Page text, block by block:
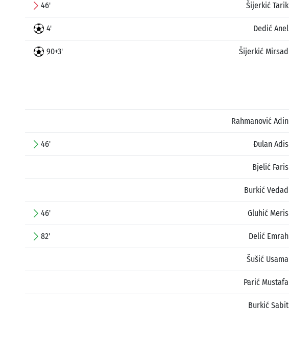
46' Šijerkić Tarik
4' Dedić Anel
90+3' Šijerkić Mirsad
Rahmanović Adin
46' Đulan Adis
Bjelić Faris
Burkić Vedad
46' Gluhić Meris
82' Delić Emrah
Šušić Usama
Parić Mustafa
Burkić Sabit